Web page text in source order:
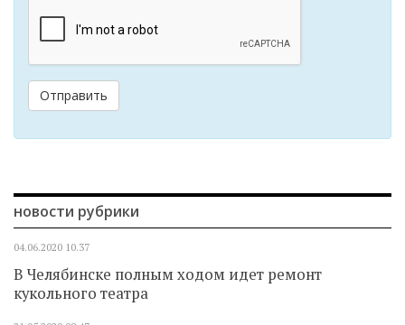
Отправить
новости рубрики
04.06.2020 10.37
В Челябинске полным ходом идет ремонт
кукольного театра